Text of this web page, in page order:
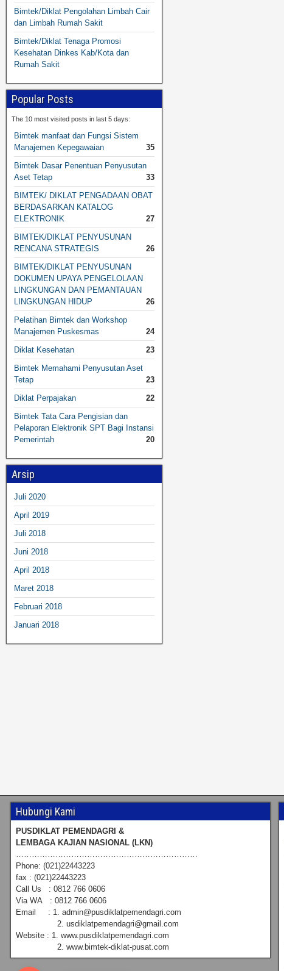
Bimtek/Diklat Pengolahan Limbah Cair
dan Limbah Rumah Sakit
Bimtek/Diklat Tenaga Promosi
Kesehatan Dinkes Kab/Kota dan
Rumah Sakit
Popular Posts
The 10 most visited posts in last 5 days:
Bimtek manfaat dan Fungsi Sistem
Manajemen Kepegawaian
35
Bimtek Dasar Penentuan Penyusutan
Aset Tetap
33
BIMTEK/ DIKLAT PENGADAAN OBAT
BERDASARKAN KATALOG
ELEKTRONIK
27
BIMTEK/DIKLAT PENYUSUNAN
RENCANA STRATEGIS
26
BIMTEK/DIKLAT PENYUSUNAN
DOKUMEN UPAYA PENGELOLAAN
LINGKUNGAN DAN PEMANTAUAN
LINGKUNGAN HIDUP
26
Pelatihan Bimtek dan Workshop
Manajemen Puskesmas
24
Diklat Kesehatan
23
Bimtek Memahami Penyusutan Aset
Tetap
23
Diklat Perpajakan
22
Bimtek Tata Cara Pengisian dan
Pelaporan Elektronik SPT Bagi Instansi
Pemerintah
20
Arsip
Juli 2020
April 2019
Juli 2018
Juni 2018
April 2018
Maret 2018
Februari 2018
Januari 2018
Hubungi Kami
PUSDIKLAT PEMENDAGRI &
LEMBAGA KAJIAN NASIONAL (LKN)
Phone: (021)22443223
fax : (021)22443223
Call Us : 0812 766 0606
Via WA : 0812 766 0606
Email : 1. admin@pusdiklatpemendagri.com
2. usdiklatpemendagri@gmail.com
Website : 1. www.pusdiklatpemendagri.com
2. www.bimtek-diklat-pusat.com